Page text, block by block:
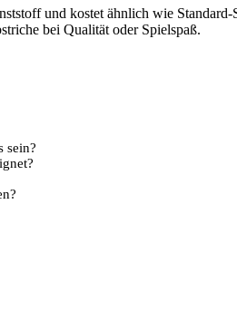
und kostet ähnlich wie Standard-
bei Qualität oder Spielspaß.
sein?